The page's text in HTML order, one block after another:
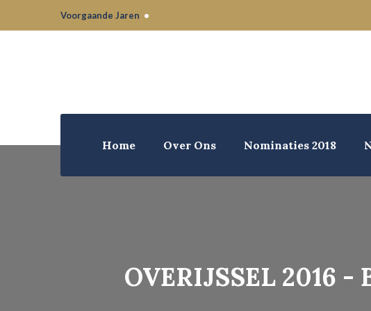
Voorgaande Jaren •
Home Over Ons Nominaties 2018
OVERIJSSEL 2016 -